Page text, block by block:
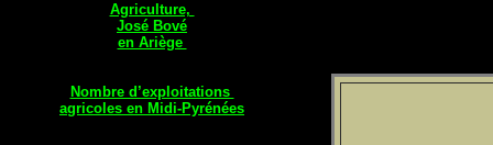
Agriculture,
José Bové
en Ariège
Nombre d’exploitations
agricoles en Midi-Pyrénées